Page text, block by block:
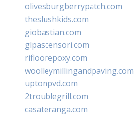
olivesburgberrypatch.com
theslushkids.com
giobastian.com
glpascensori.com
rifloorepoxy.com
woolleymillingandpaving.com
uptonpvd.com
2troublegrill.com
casateranga.com